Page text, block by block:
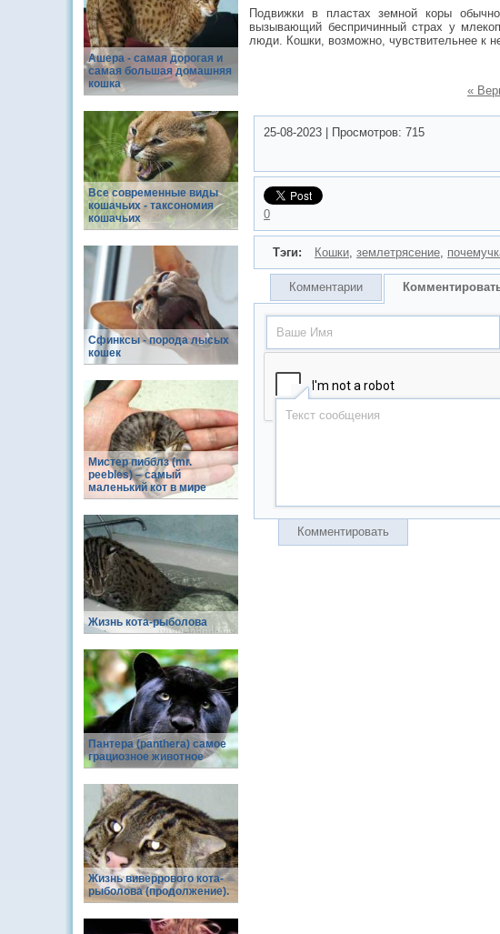
Ашера - самая дорогая и
самая большая домашняя
кошка
Все современные виды
кошачьих - таксономия
кошачьих
Сфинксы - порода лысых
кошек
Мистер пибблз (mr.
peebles) – самый
маленький кот в мире
Жизнь кота-рыболова
Пантера (panthera) самое
грациозное животное
Жизнь виверрового кота-
рыболова (продолжение).
Подвижки в пластах земной коры
вызывающий беспричинный страх у
люди. Кошки, возможно, чувствительнее к
«
25-08-2023 Просмотров: 715
0
Тэги: Кошки, землетрясение,
Комментарии
Комментировать